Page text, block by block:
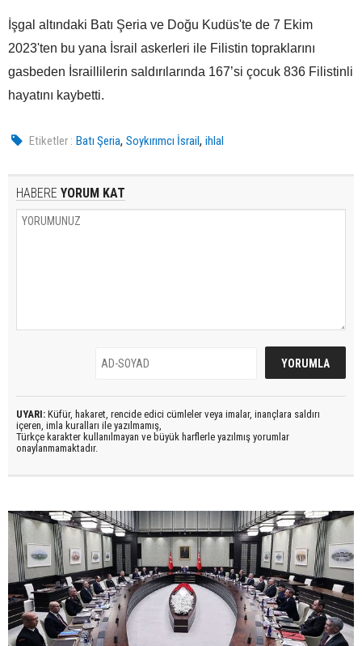
İşgal altındaki Batı Şeria ve Doğu Kudüs'te de 7 Ekim
2023'ten bu yana İsrail askerleri ile Filistin topraklarını
gasbeden İsraillilerin saldırılarında 167’si çocuk 836 Filistinli
hayatını kaybetti.
Etiketler : Batı Şeria,Soykırımcı İsrail,ihlal
HABERE YORUM KAT
UYARI: Küfür, hakaret, rencide edici cümleler veya imalar, inançlara saldırı
içeren, imla kuralları ile yazılmamış,
Türkçe karakter kullanılmayan ve büyük harflerle yazılmış yorumlar
onaylanmamaktadır.